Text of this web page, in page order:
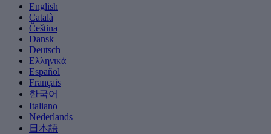
English
Català
Čeština
Dansk
Deutsch
Ελληνικά
Español
Français
한국어
Italiano
Nederlands
日本語